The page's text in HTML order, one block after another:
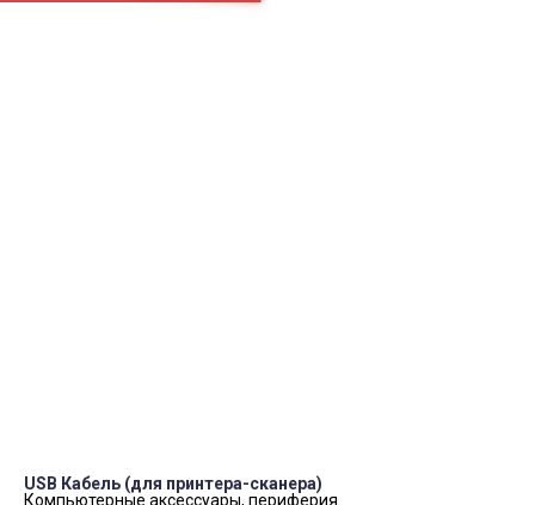
USB Кабель (для принтера-сканера)
Компьютерные аксессуары, периферия